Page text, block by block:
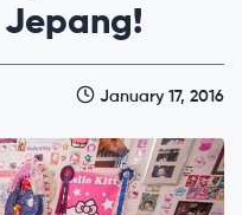
January 17, 2016